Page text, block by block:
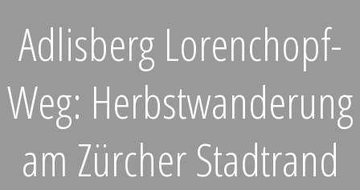
Adlisberg Lorenchopf-
Weg: Herbstwanderung
am Zürcher Stadtrand